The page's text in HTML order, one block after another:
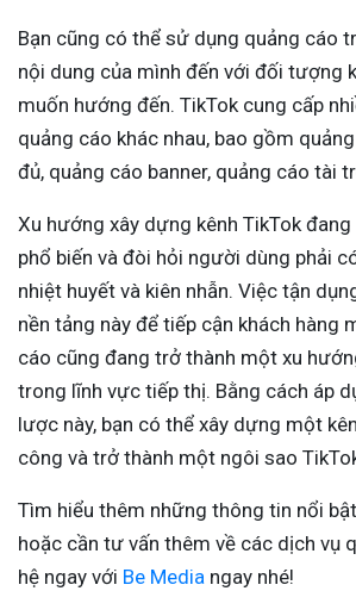
Bạn cũng có thể sử dụng quảng cáo
nội dung của mình đến với đối tượng
muốn hướng đến. TikTok cung cấp
quảng cáo khác nhau, bao gồm
đủ, quảng cáo banner, quảng cáo tài
Xu hướng xây dựng kênh TikTok
phổ biến và đòi hỏi người dùng phải
nhiệt huyết và kiên nhẫn. Việc tận
nền tảng này để tiếp cận khách hàng
cáo cũng đang trở thành một xu
trong lĩnh vực tiếp thị. Bằng cách áp
lược này, bạn có thể xây dựng một
công và trở thành một ngôi sao
Tìm hiểu thêm những thông tin nổi
hoặc cần tư vấn thêm về các dịch vụ
hệ ngay với Be Media ngay nhé!